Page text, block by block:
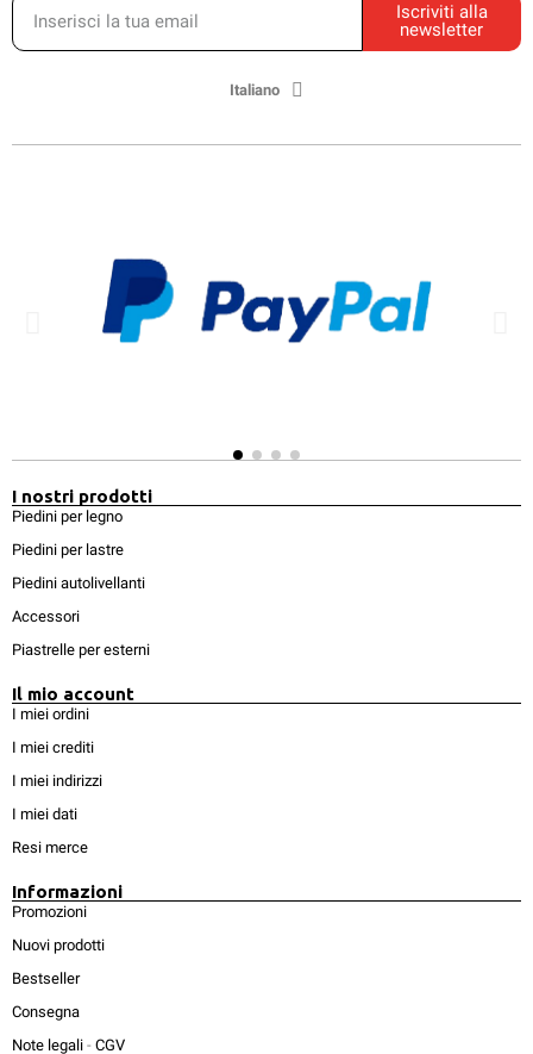
Iscriviti alla
newsletter
Italiano
I nostri prodotti
Piedini per legno
Piedini per lastre
Piedini autolivellanti
Accessori
Piastrelle per esterni
Il mio account
I miei ordini
I miei crediti
I miei indirizzi
I miei dati
Resi merce
Informazioni
Promozioni
Nuovi prodotti
Bestseller
Consegna
Note legali - CGV